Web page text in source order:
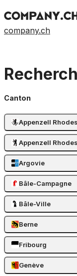
company.ch
Canton
Appenzell
Appenzell
Argovie
Bâle-Campagne
Bâle-Ville
Berne
Fribourg
Genève